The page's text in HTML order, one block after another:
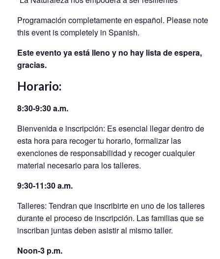
Programación completamente en español. Please note
this event is completely in Spanish.
Este evento ya está lleno y no hay lista de espera,
gracias.
Horario:
8:30-9:30 a.m.
Bienvenida e inscripción: Es esencial llegar dentro de
esta hora para recoger tu horario, formalizar las
exenciones de responsabilidad y recoger cualquier
material necesario para los talleres.
9:30-11:30 a.m.
Talleres: Tendran que inscribirte en uno de los talleres
durante el proceso de inscripción. Las familias que se
inscriban juntas deben asistir al mismo taller.
Noon-3 p.m.